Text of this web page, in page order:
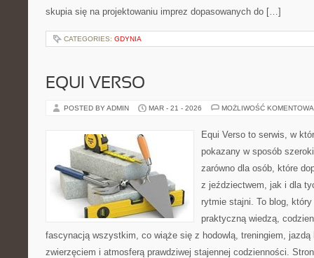
skupia się na projektowaniu imprez dopasowanych do […]
CATEGORIES: GDYNIA
EQUI VERSO
POSTED BY ADMIN MAR - 21 - 2026 MOŻLIWOŚĆ
Equi Verso to serwis, w
pokazany w sposób
zarówno dla osób, które
z jeździectwem, jak i dla
rytmie stajni. To blog,
praktyczną wiedzą,
fascynacją wszystkim, co wiąże się z hodowlą, treningiem, jazdą
zwierzęciem i atmosferą prawdziwej stajennej codzienności.